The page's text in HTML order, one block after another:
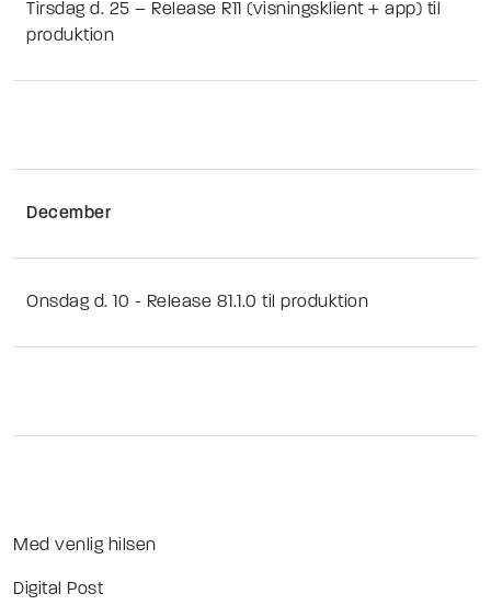
Tirsdag d. 25 – Release R11 (visningsklient + app) til
produktion
December
Onsdag d. 10 - Release 81.1.0 til produktion
Med venlig hilsen
Digital Post